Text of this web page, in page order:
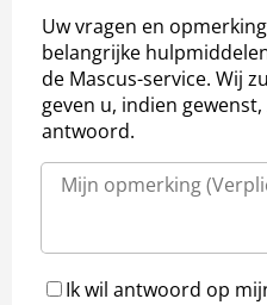
Uw vragen en
belangrijke
de Mascus-service. Wij
geven u, indien
antwoord.
Ik wil antwoord op